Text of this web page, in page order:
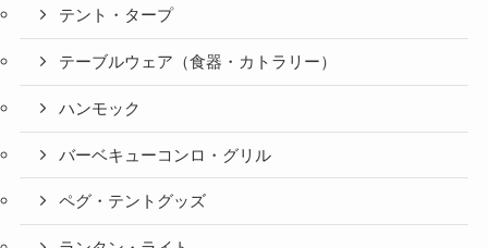
テント・タープ
テーブルウェア（食器・カトラリー）
ハンモック
バーベキューコンロ・グリル
ペグ・テントグッズ